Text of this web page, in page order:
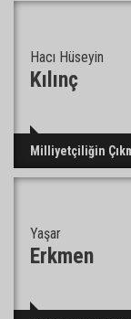
Hacı Hüseyin
Kılınç
Milliyetçiliğin
Yaşar
Erkmen